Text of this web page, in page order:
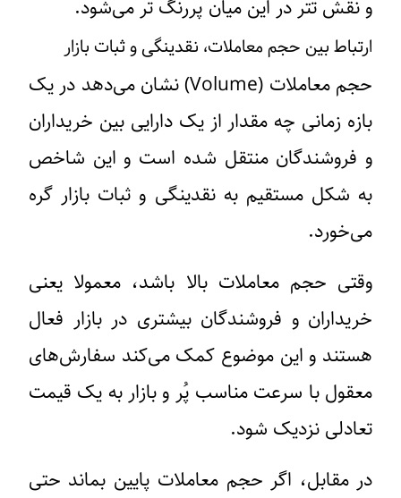
و نقش تتر در این میان پررنگ تر می‌شود.
ارتباط بین حجم معاملات، نقدینگی و ثبات بازار
حجم معاملات (Volume) نشان می‌دهد در یک
بازه زمانی چه مقدار از یک دارایی بین خریداران
و فروشندگان منتقل شده است و این شاخص
به شکل مستقیم به نقدینگی و ثبات بازار گره
می‌خورد.
وقتی حجم معاملات بالا باشد، معمولا یعنی
خریداران و فروشندگان بیشتری در بازار فعال
هستند و این موضوع کمک می‌کند سفارش‌های
معقول با سرعت مناسب پُر و بازار به یک قیمت
تعادلی نزدیک شود.
در مقابل، اگر حجم معاملات پایین بماند حتی